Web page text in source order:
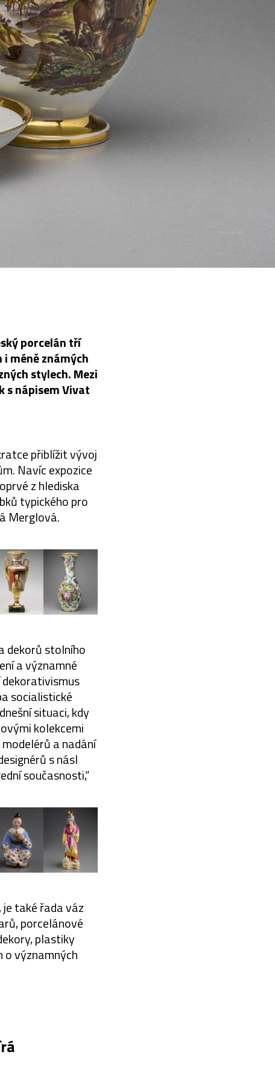
porcelán tří
méně známých
stylech. Mezi
s nápisem Vivat
přiblížit vývoj
Navíc expozice
z hlediska
typického pro
Merglová.
dekorů stolního
a významné
dekorativismus
socialistické
situaci, kdy
kolekcemi
a nadání
s násl
současnosti,“
také řada váz
porcelánové
plastiky
o významných